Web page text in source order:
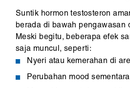
Suntik hormon testosteron
berada di bawah pengawasan
Meski begitu, beberapa efek
saja muncul, seperti:
Nyeri atau kemerahan di
Perubahan mood